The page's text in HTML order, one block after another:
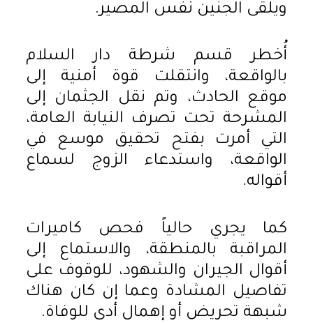
ويلقى الجنين نفس المصير.
أُخطر قسم شرطة دار السلام
بالواقعة، وانتقلت قوة أمنية إلى
موقع الحادث، وتم نقل الجثمان إلى
المشرحة تحت تصرف النيابة العامة،
التي أمرت بفتح تحقيق موسع في
الواقعة، واستدعاء الزوج لسماع
أقواله.
كما يجري حالياً فحص كاميرات
المراقبة بالمنطقة، والاستماع إلى
أقوال الجيران والشهود، للوقوف على
تفاصيل المشادة وعما إن كان هناك
شبهة تحريض أو إهمال أدى للوفاة.